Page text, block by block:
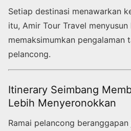
Setiap destinasi menawarkan
itu, Amir Tour Travel
memaksimumkan pengalaman
pelancong.
Itinerary Seimbang
Lebih Menyeronokkan
Ramai pelancong